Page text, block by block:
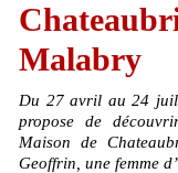
Malabry
Du 27 avril au 24
propose de
Maison de
Geoffrin, une femme